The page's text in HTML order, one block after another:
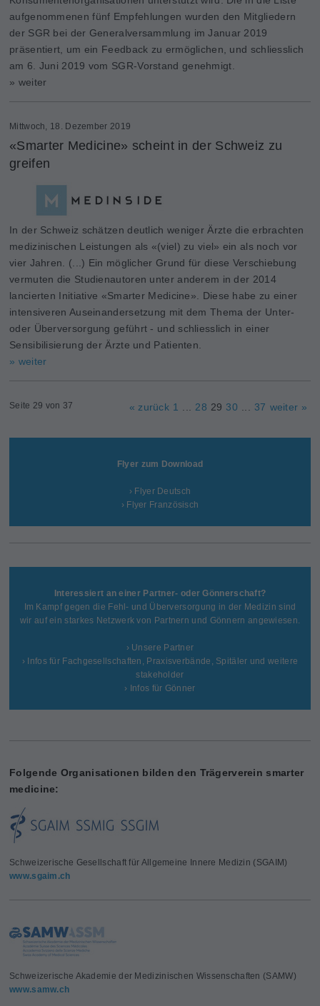
aufgenommenen fünf Empfehlungen wurden den Mitgliedern
der SGR bei der Generalversammlung im Januar 2019
präsentiert, um ein Feedback zu ermöglichen, und schliesslich
am 6. Juni 2019 vom SGR-Vorstand genehmigt.
» weiter
Mittwoch, 18. Dezember 2019
«Smarter Medicine» scheint in der Schweiz zu
greifen
In der Schweiz schätzen deutlich weniger Ärzte die erbrachten
medizinischen Leistungen als «(viel) zu viel» ein als noch vor
vier Jahren. (...) Ein möglicher Grund für diese Verschiebung
vermuten die Studienautoren unter anderem in der 2014
lancierten Initiative «Smarter Medicine». Diese habe zu einer
intensiveren Auseinandersetzung mit dem Thema der Unter-
oder Überversorgung geführt - und schliesslich in einer
Sensibilisierung der Ärzte und Patienten.
» weiter
Seite 29 von 37 « zurück 1 28 29 30 37 weiter »
Flyer zum Download
› Flyer Deutsch
› Flyer Französisch
Interessiert an einer Partner- oder Gönnerschaft?
Im Kampf gegen die Fehl- und Überversorgung in der Medizin sind
wir auf ein starkes Netzwerk von Partnern und Gönnern angewiesen.
› Unsere Partner
› Infos für Fachgesellschaften, Praxisverbände, Spitäler und weitere
stakeholder
› Infos für Gönner
Folgende Organisationen bilden den Trägerverein smarter
medicine:
Schweizerische Gesellschaft für Allgemeine Innere Medizin (SGAIM)
www.sgaim.ch
Schweizerische Akademie der Medizinischen Wissenschaften (SAMW)
www.samw.ch